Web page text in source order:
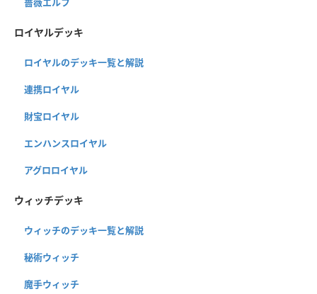
ロイヤルデッキ
ロイヤルのデッキ一覧と解説
連携ロイヤル
財宝ロイヤル
エンハンスロイヤル
アグロロイヤル
ウィッチデッキ
ウィッチのデッキ一覧と解説
秘術ウィッチ
魔手ウィッチ